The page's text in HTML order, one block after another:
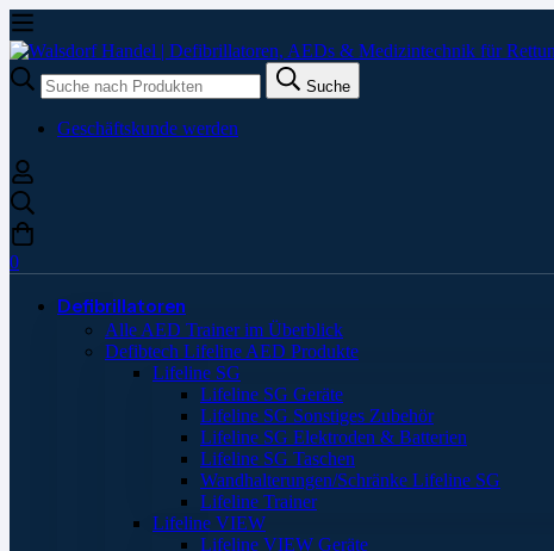
Suche
nach:
Suche
Geschäftskunde werden
0
Defibrillatoren
Alle AED Trainer im Überblick
Defibtech Lifeline AED Produkte
Lifeline SG
Lifeline SG Geräte
Lifeline SG Sonstiges Zubehör
Lifeline SG Elektroden & Batterien
Lifeline SG Taschen
Wandhalterungen/Schränke Lifeline SG
Lifeline Trainer
Lifeline VIEW
Lifeline VIEW Geräte